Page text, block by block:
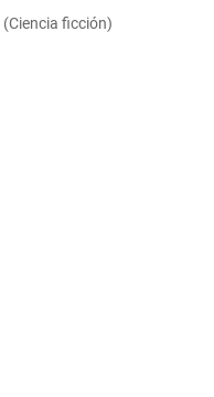
(Ciencia ficción)